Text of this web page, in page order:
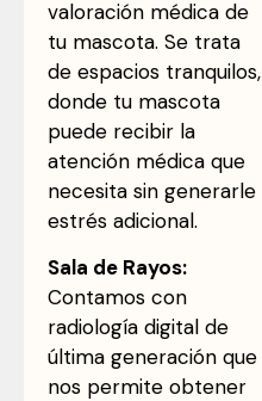
valoración médica de
tu mascota. Se trata
de espacios tranquilos,
donde tu mascota
puede recibir la
atención médica que
necesita sin generarle
estrés adicional.
Sala de Rayos:
Contamos con
radiología digital de
última generación que
nos permite obtener